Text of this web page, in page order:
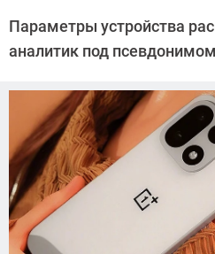
Калашников
Параметры устройства
аналитик под